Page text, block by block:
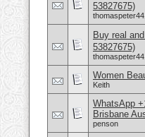
53827675)
Buy real
53827675)
Women
Keith
WhatsApp
Brisbane
penson